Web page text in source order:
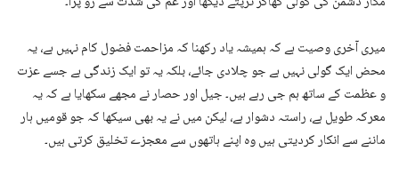
میری آخری وصیت ہے کہ ہمیشہ یاد رکھنا کہ مزاحمت فضول کام نہیں ہے، یہ
محض ایک گولی نہیں ہے جو چلادی جائے، بلکہ یہ تو ایک زندگی ہے جسے عزت
و عظمت کے ساتھ ہم جی رہے ہیں۔ جیل اور حصار نے مجھے سکھایا ہے کہ یہ
معرکہ طویل ہے، راستہ دشوار ہے، لیکن میں نے یہ بھی سیکھا کہ جو قومیں ہار
ماننے سے انکار کردیتی ہیں وہ اپنے ہاتھوں سے معجزے تخلیق کرتی ہیں۔